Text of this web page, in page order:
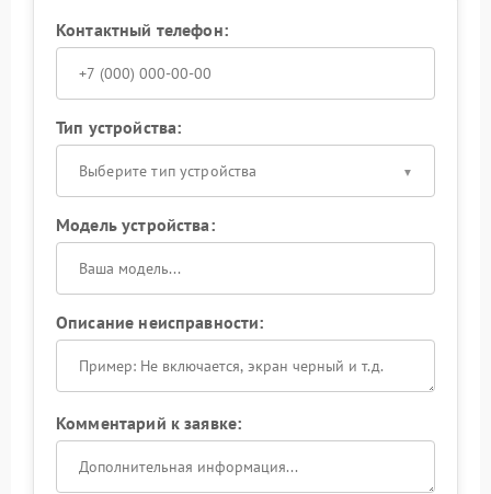
Контактный телефон:
Тип устройства:
Выберите тип устройства
Модель устройства:
Описание неисправности:
Комментарий к заявке: